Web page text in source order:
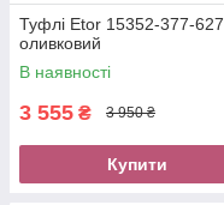
Туфлі Etor 15352-377-627
оливковий
В наявності
3 555 ₴ 3 950 ₴
Купити